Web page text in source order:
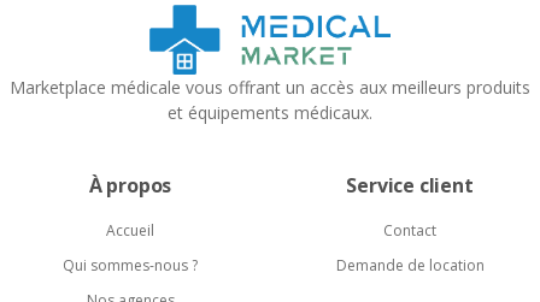
Marketplace médicale vous offrant un accès aux meilleurs produits
et équipements médicaux.
À propos
Accueil
Qui sommes-nous ?
Service client
Contact
Demande de location